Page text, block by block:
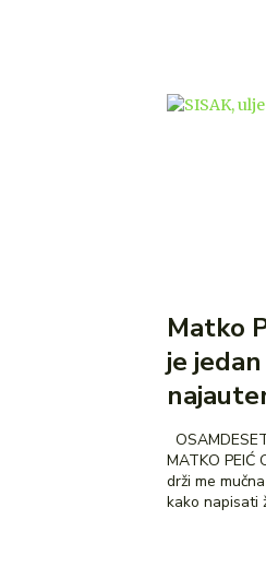
Matko
je
MATKO PEIĆ O
drži me
kako napisati